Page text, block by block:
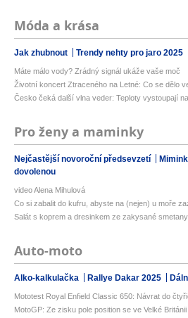
Móda a krása
Jak zhubnout Trendy nehty pro jaro 2025
Máte málo vody? Zrádný signál ukáže vaše moč
Životní koncert Ztraceného na Letné: Co se dělo
Česko čeká další vlna veder: Teploty vystoupají
Pro ženy a maminky
Nejčastější novoroční předsevzetí
dovolenou
video Alena Mihulová
Co si zabalit do kufru, abyste na (nejen) u moře
Salát s koprem a dresinkem ze zakysané smetany
Auto-moto
Alko-kalkulačka Rallye Dakar 2025
Mototest Royal Enfield Classic 650: Návrat do
MotoGP: Ze zisku pole position se ve Velké Británii